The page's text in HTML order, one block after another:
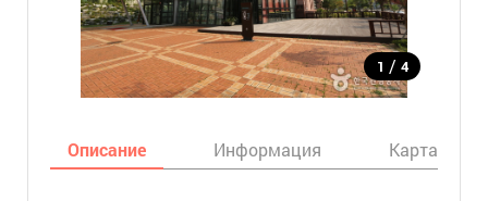
1 / 4
Описание Информация Карта